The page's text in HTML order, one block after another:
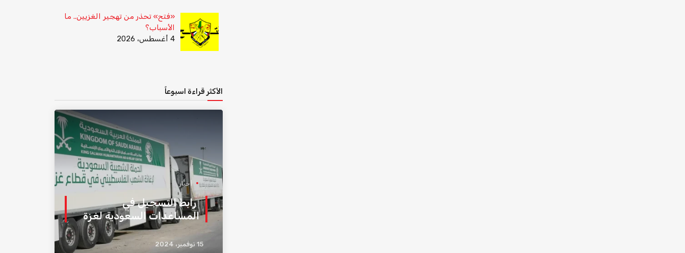
«فتح» تحذر من تهجير الغزيين.. ما
الأسباب؟
4 أغسطس، 2026
الأكثر قراءة اسبوعاً
أخبار
رابط التسجيل في
المساعدات السعودية لغزة
15 نوفمبر، 2024